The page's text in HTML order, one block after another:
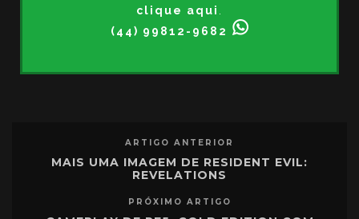
clique aqui
(44) 99812-9682
ARTIGO ANTERIOR
MAIS UMA IMAGEM DE RESIDENT EVIL:
REVELATIONS
PRÓXIMO ARTIGO